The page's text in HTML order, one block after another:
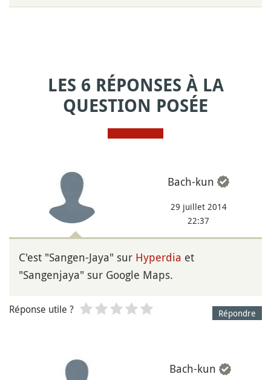
LES 6 RÉPONSES À LA
QUESTION POSÉE
Bach-kun
29 juillet 2014
22:37
C'est "Sangen-Jaya" sur Hyperdia et
"Sangenjaya" sur Google Maps.
Répondre
Réponse utile ?
Bach-kun